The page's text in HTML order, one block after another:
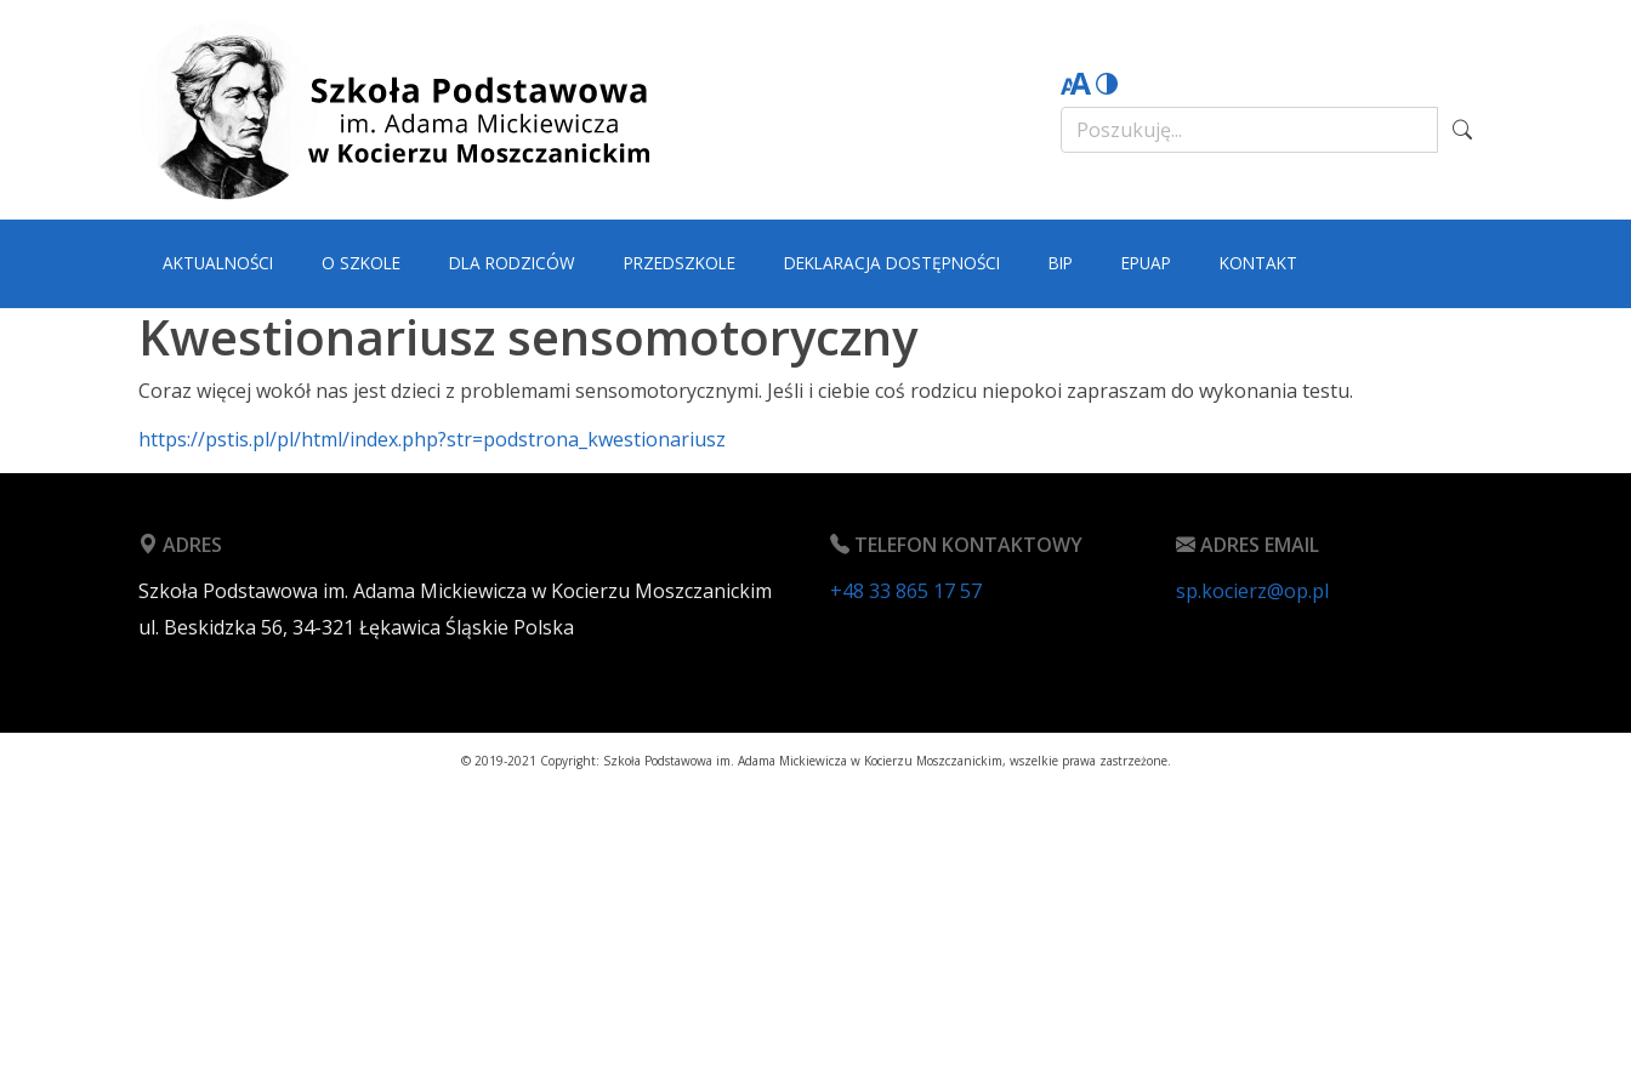
AKTUALNOŚCI O SZKOLE DLA RODZICÓW PRZEDSZKOLE DEKLARACJA DOSTĘPNOŚCI BIP EPUAP KONTAKT
Kwestionariusz sensomotoryczny
Coraz więcej wokół nas jest dzieci z problemami sensomotorycznymi. Jeśli i ciebie coś rodzicu niepokoi zapraszam do wykonania testu.
https://pstis.pl/pl/html/index.php?str=podstrona_kwestionariusz
ADRES
Szkoła Podstawowa im. Adama Mickiewicza w Kocierzu Moszczanickim
ul. Beskidzka 56, 34-321 Łękawica Śląskie Polska
TELEFON KONTAKTOWY
+48 33 865 17 57
ADRES EMAIL
sp.kocierz@op.pl
© 2019-2021 Copyright: Szkoła Podstawowa im. Adama Mickiewicza w Kocierzu Moszczanickim, wszelkie prawa zastrzeżone.